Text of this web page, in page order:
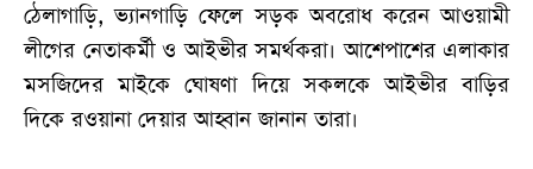
ঠেলাগাড়ি, ভ্যানগাড়ি ফেলে সড়ক অবরোধ করেন আওয়ামী
লীগের নেতাকর্মী ও আইভীর সমর্থকরা। আশেপাশের এলাকার
মসজিদের মাইকে ঘোষণা দিয়ে সকলকে আইভীর বাড়ির
দিকে রওয়ানা দেয়ার আহ্বান জানান তারা।